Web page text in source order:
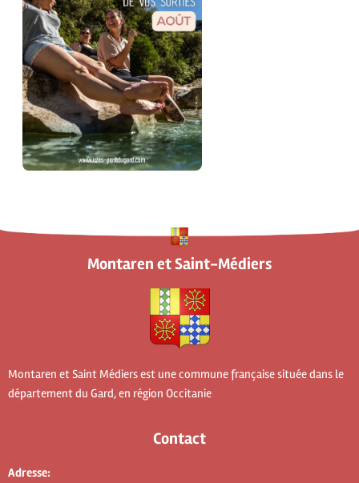
Montaren et Saint-Médiers
Montaren et Saint Médiers est une commune française située dans le
département du Gard, en région Occitanie
Contact
Adresse: